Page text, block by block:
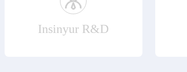
Insinyur R&D